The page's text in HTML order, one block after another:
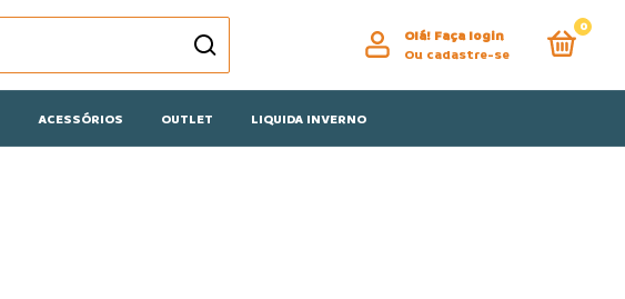
Olá! Faça login
Ou cadastre-se
0
ACESSÓRIOS OUTLET LIQUIDA INVERNO